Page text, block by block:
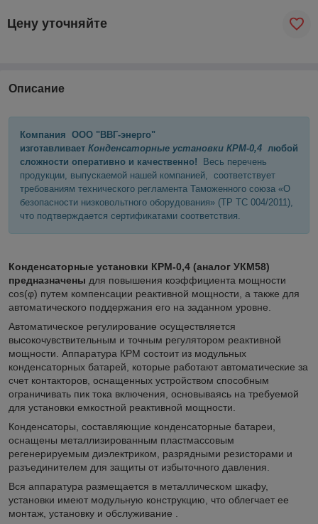
Цену уточняйте
Описание
Компания ООО "ВВГ-энерго"
изготавливает Конденсаторные установки КРМ-0,4 любой
сложности оперативно и качественно! Весь перечень
продукции, выпускаемой нашей компанией, соответствует
требованиям технического регламента Таможенного союза «О
безопасности низковольтного оборудования» (ТР ТС 004/2011),
что подтверждается сертификатами соответствия.
Конденсаторные установки КРМ-0,4 (аналог УКМ58)
предназначены для повышения коэффициента мощности
cos(φ) путем компенсации реактивной мощности, а также для
автоматического поддержания его на заданном уровне.
Автоматическое регулирование осуществляется
высокочувствительным и точным регулятором реактивной
мощности. Аппаратура КРМ состоит из модульных
конденсаторных батарей, которые работают автоматические за
счет контакторов, оснащенных устройством способным
ограничивать пик тока включения, основываясь на требуемой
для установки емкостной реактивной мощности.
Конденсаторы, составляющие конденсаторные батареи,
оснащены металлизированным пластмассовым
регенерируемым диэлектриком, разрядными резисторами и
разъединителем для защиты от избыточного давления.
Вся аппаратура размещается в металлическом шкафу,
установки имеют модульную конструкцию, что облегчает ее
монтаж, установку и обслуживание .